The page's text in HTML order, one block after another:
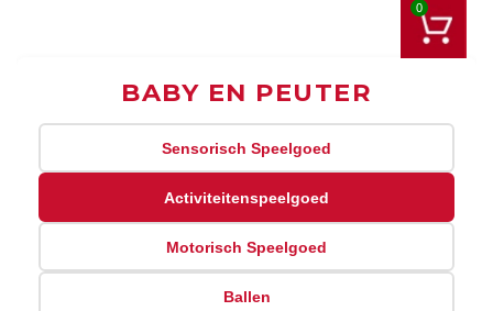
0
BABY EN PEUTER
Sensorisch Speelgoed
Activiteitenspeelgoed
Motorisch Speelgoed
Ballen